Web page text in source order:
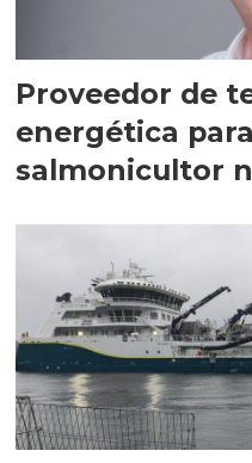
Proveedor de
energética
salmonicultor